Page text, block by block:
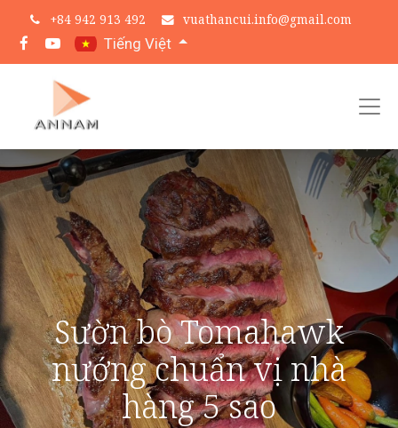
+84 942 913 492 vuathancui.info@gmail.com
Tiếng Việt
Sườn bò Tomahawk
nướng chuẩn vị nhà
hàng 5 sao